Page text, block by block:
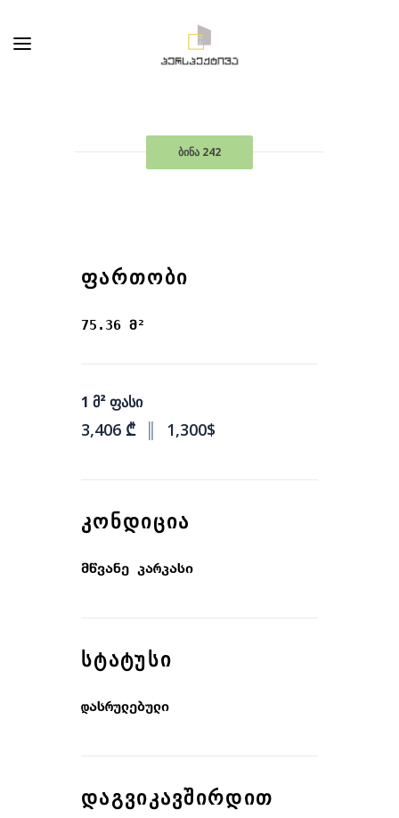
ბინა 242
ᲤᲐᲠᲗᲝᲑᲘ
75.36 მ²
1 მ² ფასი
3,406 ₾ 1,300$
ᲙᲝᲜᲓᲘᲪᲘᲐ
მწვანე კარკასი
ᲡᲢᲐᲢᲣᲡᲘ
დასრულებული
ᲓᲐᲒᲕᲘᲙᲐᲕᲨᲘᲠᲓᲘᲗ